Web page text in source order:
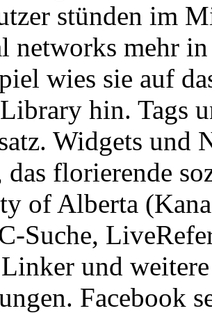
stünden im
networks mehr
wies sie auf
hin. Tags
Widgets und
florierende
of Alberta
Suche,
und
Facebook